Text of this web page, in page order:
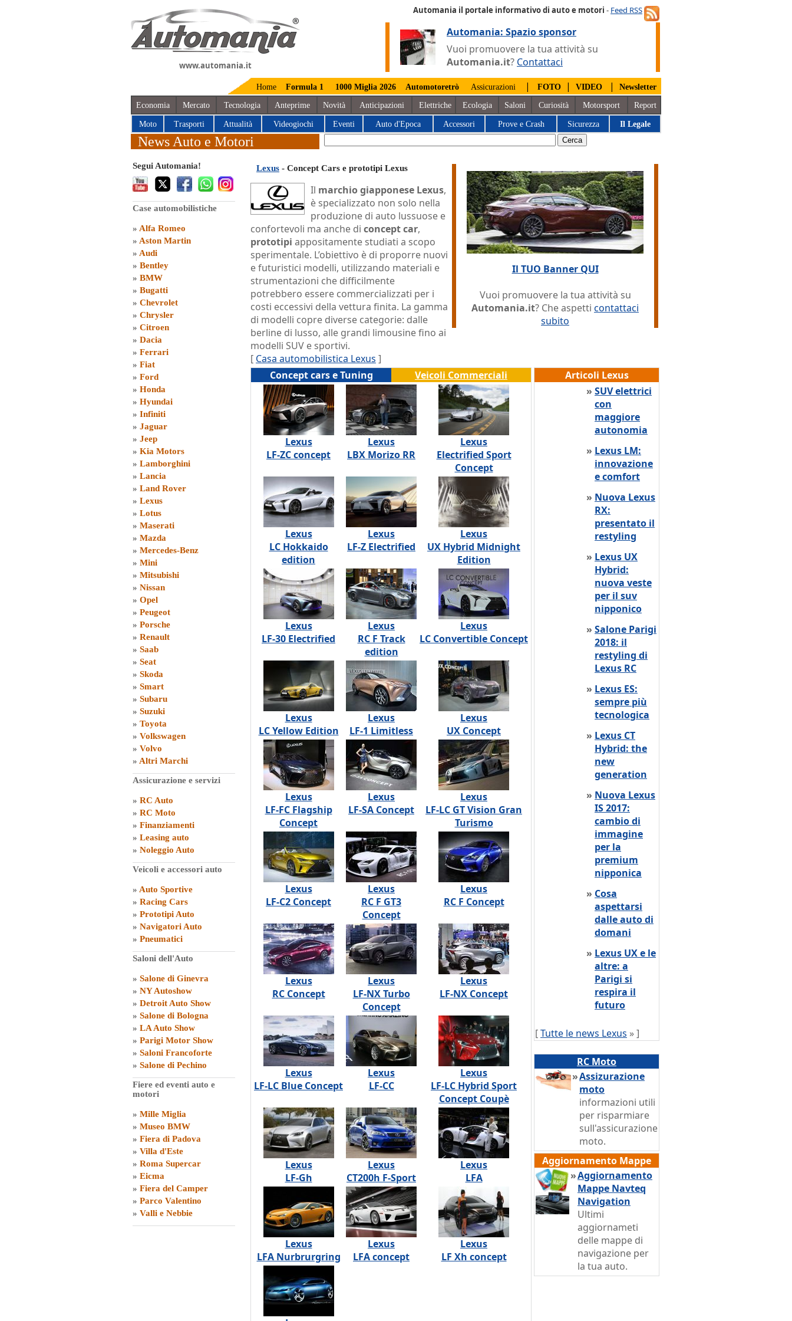
www.automania.it
Automania il portale informativo di auto e motori - Feed RSS
Automania: Spazio sponsor
Vuoi promuovere la tua attività su
Automania.it? Contattaci
Home Formula 1 1000 Miglia 2026 Automotoretrò Assicurazioni | FOTO | VIDEO | Newsletter
Economia Mercato Tecnologia Anteprime Novità Anticipazioni Elettriche Ecologia Saloni Curiosità Motorsport Report
Moto Trasporti Attualità Videogiochi Eventi Auto d'Epoca Accessori Prove e Crash Sicurezza Il Legale
News Auto e Motori
Segui Automania!
Case automobilistiche
» Alfa Romeo
» Aston Martin
» Audi
» Bentley
» BMW
» Bugatti
» Chevrolet
» Chrysler
» Citroen
» Dacia
» Ferrari
» Fiat
» Ford
» Honda
» Hyundai
» Infiniti
» Jaguar
» Jeep
» Kia Motors
» Lamborghini
» Lancia
» Land Rover
» Lexus
» Lotus
» Maserati
» Mazda
» Mercedes-Benz
» Mini
» Mitsubishi
» Nissan
» Opel
» Peugeot
» Porsche
» Renault
» Saab
» Seat
» Skoda
» Smart
» Subaru
» Suzuki
» Toyota
» Volkswagen
» Volvo
» Altri Marchi
Assicurazione e servizi
» RC Auto
» RC Moto
» Finanziamenti
» Leasing auto
» Noleggio Auto
Veicoli e accessori auto
» Auto Sportive
» Racing Cars
» Prototipi Auto
» Navigatori Auto
» Pneumatici
Saloni dell'Auto
» Salone di Ginevra
» NY Autoshow
» Detroit Auto Show
» Salone di Bologna
» LA Auto Show
» Parigi Motor Show
» Saloni Francoforte
» Salone di Pechino
Fiere ed eventi auto e
motori
» Mille Miglia
» Museo BMW
» Fiera di Padova
» Villa d'Este
» Roma Supercar
» Eicma
» Fiera del Camper
» Parco Valentino
» Valli e Nebbie
Il TUO Banner QUI
Vuoi promuovere la tua attività su
Automania.it? Che aspetti contattaci
subito
Lexus - Concept Cars e prototipi Lexus
Il marchio giapponese Lexus,
è specializzato non solo nella
produzione di auto lussuose e
confortevoli ma anche di concept car,
prototipi appositamente studiati a scopo
sperimentale. L’obiettivo è di proporre nuovi
e futuristici modelli, utilizzando materiali e
strumentazioni che difficilmente
potrebbero essere commercializzati per i
costi eccessivi della vettura finita. La gamma
di modelli copre diverse categorie: dalle
berline di lusso, alle grandi limousine fino ai
modelli SUV e sportivi.
[ Casa automobilistica Lexus ]
Concept cars e Tuning
Veicoli Commerciali
Lexus
LF-ZC concept
Lexus
LBX Morizo RR
Lexus
Electrified Sport
Concept
Lexus
LC Hokkaido
edition
Lexus
LF-Z Electrified
Lexus
UX Hybrid Midnight
Edition
Lexus
LF-30 Electrified
Lexus
RC F Track
edition
Lexus
LC Convertible Concept
Lexus
LC Yellow Edition
Lexus
LF-1 Limitless
Lexus
UX Concept
Lexus
LF-FC Flagship
Concept
Lexus
LF-SA Concept
Lexus
LF-LC GT Vision Gran
Turismo
Lexus
LF-C2 Concept
Lexus
RC F GT3
Concept
Lexus
RC F Concept
Lexus
RC Concept
Lexus
LF-NX Turbo
Concept
Lexus
LF-NX Concept
Lexus
LF-LC Blue Concept
Lexus
LF-CC
Lexus
LF-LC Hybrid Sport
Concept Coupè
Lexus
LF-Gh
Lexus
CT200h F-Sport
Lexus
LFA
Lexus
LFA Nurbrurgring
Lexus
LFA concept
Lexus
LF Xh concept
Articoli Lexus
» SUV elettrici
con
maggiore
autonomia
» Lexus LM:
innovazione
e comfort
» Nuova Lexus
RX:
presentato il
restyling
» Lexus UX
Hybrid:
nuova veste
per il suv
nipponico
» Salone Parigi
2018: il
restyling di
Lexus RC
» Lexus ES:
sempre più
tecnologica
» Lexus CT
Hybrid: the
new
generation
» Nuova Lexus
IS 2017:
cambio di
immagine
per la
premium
nipponica
» Cosa
aspettarsi
dalle auto di
domani
» Lexus UX e le
altre: a
Parigi si
respira il
futuro
[Tutte le news Lexus » ]
RC Moto
»Assizurazione
moto
informazioni utili
per risparmiare
sull'assicurazione
moto.
Aggiornamento Mappe
»Aggiornamento
Mappe Navteq
Navigation
Ultimi
aggiornameti
delle mappe di
navigazione per
la tua auto.